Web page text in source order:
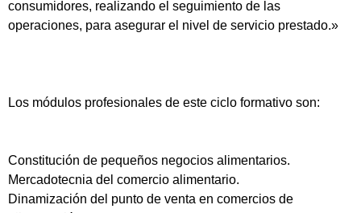
consumidores, realizando el seguimiento de las
operaciones, para asegurar el nivel de servicio prestado.»
Los módulos profesionales de este ciclo formativo son:
Constitución de pequeños negocios alimentarios.
Mercadotecnia del comercio alimentario.
Dinamización del punto de venta en comercios de